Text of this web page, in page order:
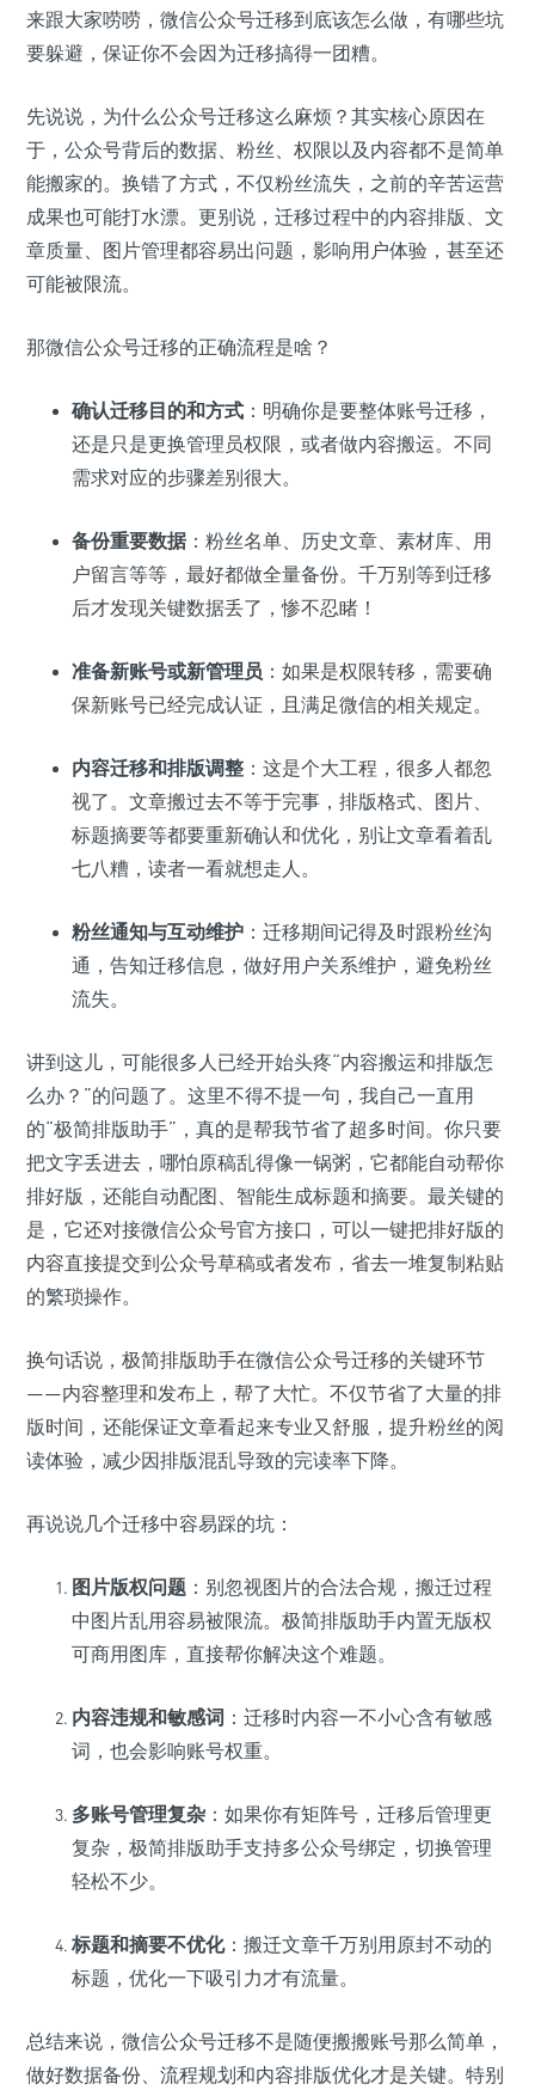
来跟大家唠唠，微信公众号迁移到底该怎么做，有哪些坑
要躲避，保证你不会因为迁移搞得一团糟。
先说说，为什么公众号迁移这么麻烦？其实核心原因在
于，公众号背后的数据、粉丝、权限以及内容都不是简单
能搬家的。换错了方式，不仅粉丝流失，之前的辛苦运营
成果也可能打水漂。更别说，迁移过程中的内容排版、文
章质量、图片管理都容易出问题，影响用户体验，甚至还
可能被限流。
那微信公众号迁移的正确流程是啥？
确认迁移目的和方式 ：明确你是要整体账号迁移，
还是只是更换管理员权限，或者做内容搬运。不同
需求对应的步骤差别很大。
备份重要数据：粉丝名单、历史文章、素材库、用
户留言等等，最好都做全量备份。千万别等到迁移
后才发现关键数据丢了，惨不忍睹！
准备新账号或新管理员 ：如果是权限转移，需要确
保新账号已经完成认证，且满足微信的相关规定。
内容迁移和排版调整 ：这是个大工程，很多人都忽
视了。文章搬过去不等于完事，排版格式、图片、
标题摘要等都要重新确认和优化，别让文章看着乱
七八糟，读者一看就想走人。
粉丝通知与互动维护 ：迁移期间记得及时跟粉丝沟
通，告知迁移信息，做好用户关系维护，避免粉丝
流失。
讲到这儿，可能很多人已经开始头疼“内容搬运和排版怎
么办？”的问题了。这里不得不提一句，我自己一直用
的“极简排版助手”，真的是帮我节省了超多时间。你只要
把文字丢进去，哪怕原稿乱得像一锅粥，它都能自动帮你
排好版，还能自动配图、智能生成标题和摘要。最关键的
是，它还对接微信公众号官方接口，可以一键把排好版的
内容直接提交到公众号草稿或者发布，省去一堆复制粘贴
的繁琐操作。
换句话说，极简排版助手在微信公众号迁移的关键环节
——内容整理和发布上，帮了大忙。不仅节省了大量的排
版时间，还能保证文章看起来专业又舒服，提升粉丝的阅
读体验，减少因排版混乱导致的完读率下降。
再说说几个迁移中容易踩的坑：
图片版权问题 ：别忽视图片的合法合规，搬迁过程
中图片乱用容易被限流。极简排版助手内置无版权
可商用图库，直接帮你解决这个难题。
内容违规和敏感词 ：迁移时内容一不小心含有敏感
词，也会影响账号权重。
多账号管理复杂 ：如果你有矩阵号，迁移后管理更
复杂，极简排版助手支持多公众号绑定，切换管理
轻松不少。
标题和摘要不优化：搬迁文章千万别用原封不动的
标题，优化一下吸引力才有流量。
总结来说，微信公众号迁移不是随便搬搬账号那么简单，
做好数据备份、流程规划和内容排版优化才是关键。特别